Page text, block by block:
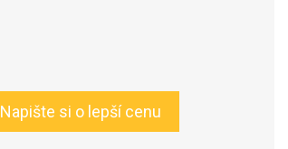
Napište si o lepší cenu